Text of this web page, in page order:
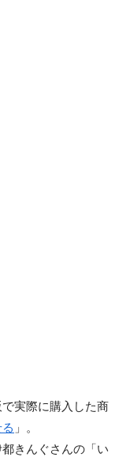
実際に購入した商
」。
きんぐさんの「い